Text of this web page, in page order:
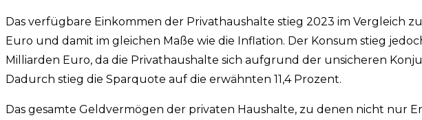
Das verfügbare Einkommen der Privathaushalte stieg 2023 im Vergleich
Euro und damit im gleichen Maße wie die Inflation. Der Konsum stieg
Milliarden Euro, da die Privathaushalte sich aufgrund der unsicheren
Dadurch stieg die Sparquote auf die erwähnten 11,4 Prozent.
Das gesamte Geldvermögen der privaten Haushalte, zu denen nicht nur